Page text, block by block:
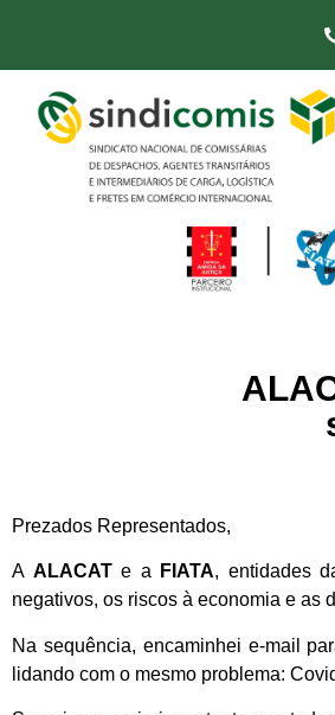
Prezados Representados,
A ALACAT e a FIATA, entidades
negativos, os riscos à economia e as
Na sequência, encaminhei e-mail
lidando com o mesmo problema: